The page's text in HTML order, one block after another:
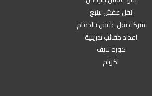
نقل عفش بينبع
شركة نقل عفش بالدمام
اعداد حقائب تدريبية
كورة لايف
اكوام